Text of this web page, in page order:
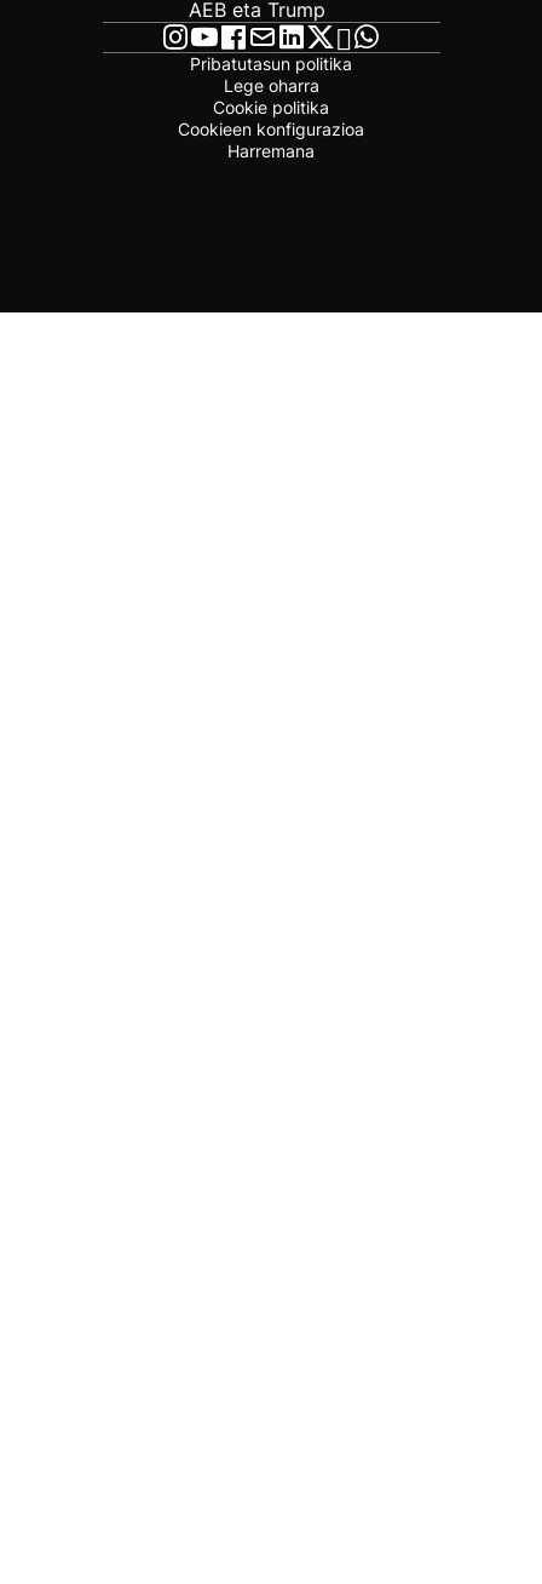
AEB eta Trump
Pribatutasun politika
Lege oharra
Cookie politika
Cookieen konfigurazioa
Harremana